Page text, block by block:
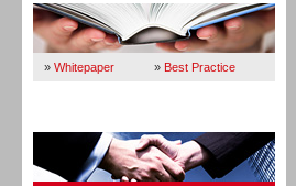
» Whitepaper » Best Practice